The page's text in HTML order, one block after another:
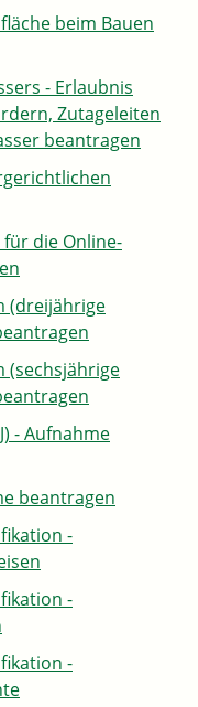
beim Bauen
- Erlaubnis
Zutageleiten
beantragen
die Online-
(dreijährige
(sechsjährige
- Aufnahme
beantragen
-
-
-